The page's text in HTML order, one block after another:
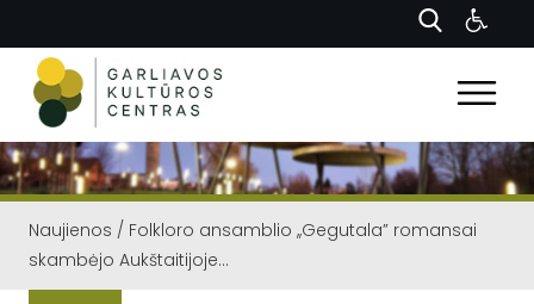
Naujienos / Folkloro ansamblio ,,Gegutala” romansai
skambėjo Aukštaitijoje…